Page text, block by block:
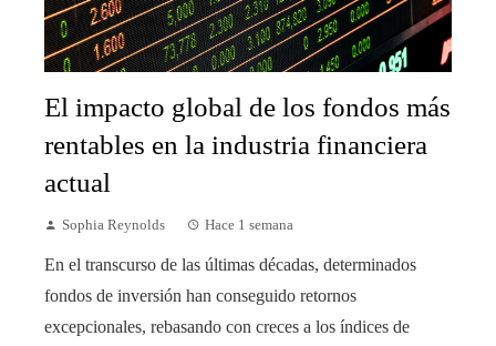
El impacto global de los fondos más
rentables en la industria financiera
actual
Sophia Reynolds Hace 1 semana
En el transcurso de las últimas décadas, determinados
fondos de inversión han conseguido retornos
excepcionales, rebasando con creces a los índices de